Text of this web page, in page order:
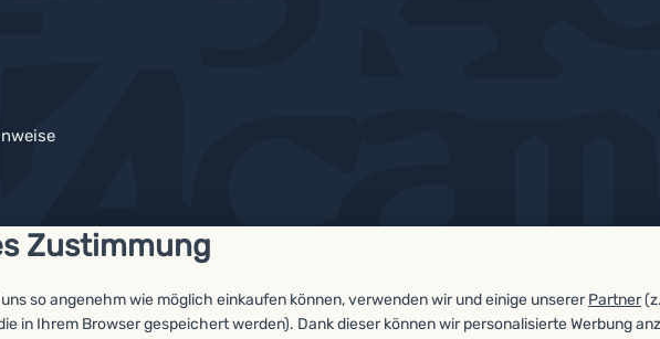
Zustimmung
so angenehm wie möglich einkaufen können, verwenden wir und einige unsererPartner
in Ihrem Browser gespeichert werden). Dank dieser können wir personalisierte Werbung